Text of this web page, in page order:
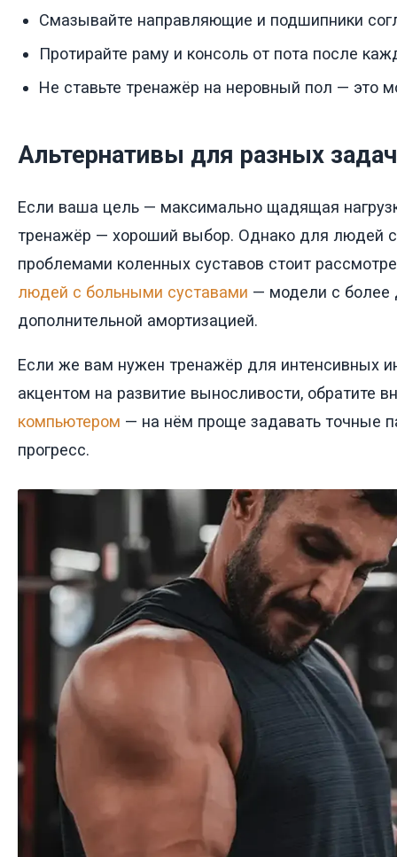
Смазывайте направляющие и подшипники
Протирайте раму и консоль от пота после
Не ставьте тренажёр на неровный пол — это
Альтернативы для разных задач
Если ваша цель — максимально щадящая
тренажёр — хороший выбор. Однако для людей
проблемами коленных суставов стоит
людей с больными суставами — модели с
дополнительной амортизацией.
Если же вам нужен тренажёр для интенсивных
акцентом на развитие выносливости, обратите
компьютером — на нём проще задавать точные
прогресс.